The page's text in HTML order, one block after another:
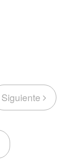
Siguiente